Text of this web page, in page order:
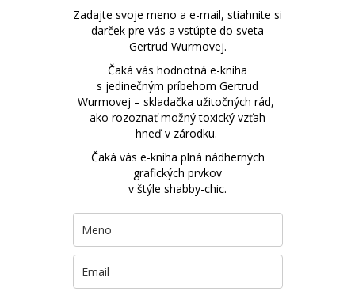
Zadajte svoje meno a e-mail, stiahnite si
darček pre vás a vstúpte do sveta
Gertrud Wurmovej.
Čaká vás hodnotná e-kniha
s jedinečným príbehom Gertrud
Wurmovej – skladačka užitočných rád,
ako rozoznať možný toxický vzťah
hneď v zárodku.
Čaká vás e-kniha plná nádherných
grafických prvkov
v štýle shabby-chic.